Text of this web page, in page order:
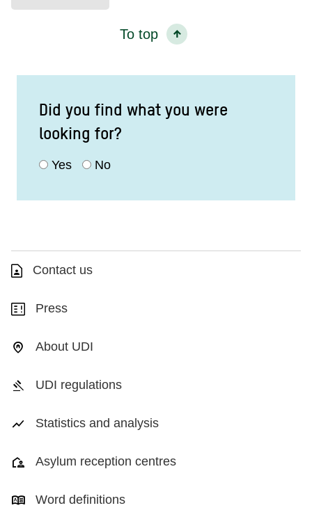
To top
Did you find what you were
looking for?
Yes No
Contact us
Press
About UDI
UDI regulations
Statistics and analysis
Asylum reception centres
Word definitions